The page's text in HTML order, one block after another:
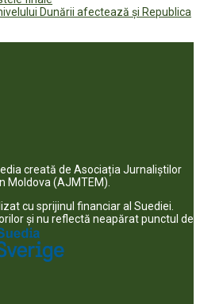
Dunării afectează și Republica
creată de Asociația Jurnaliștilor
Moldova (AJMTEM).
cu sprijinul financiar al Suediei.
şi nu reflectă neapărat punctul de